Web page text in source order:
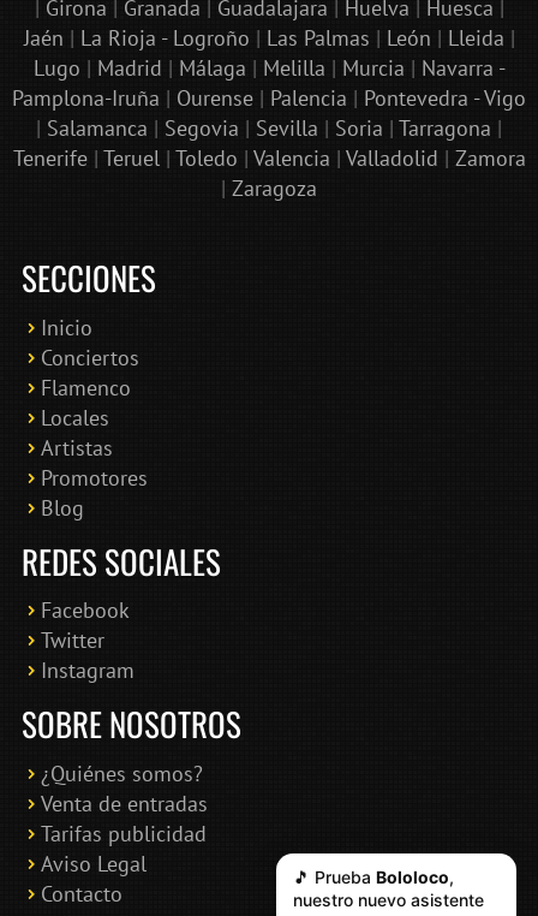
| Girona | Granada | Guadalajara | Huelva | Huesca |
Jaén | La Rioja - Logroño | Las Palmas | León | Lleida |
Lugo | Madrid | Málaga | Melilla | Murcia | Navarra -
Pamplona-Iruña | Ourense | Palencia | Pontevedra - Vigo
| Salamanca | Segovia | Sevilla | Soria | Tarragona |
Tenerife| Teruel| Toledo | Valencia | Valladolid | Zamora
| Zaragoza
SECCIONES
Inicio
Conciertos
Flamenco
Locales
Artistas
Promotores
Blog
REDES SOCIALES
Facebook
Twitter
Instagram
SOBRE NOSOTROS
¿Quiénes somos?
Venta de entradas
Tarifas publicidad
Aviso Legal
Contacto
🎵 Prueba Bololoco,
nuestro nuevo asistente